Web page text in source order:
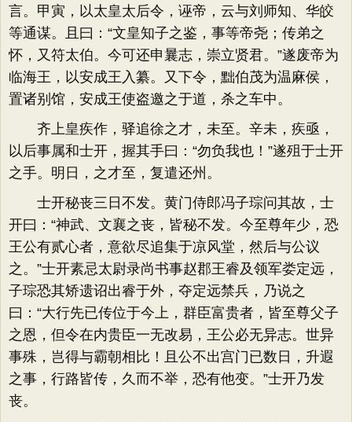
言。甲寅，以太皇太后令，诬帝，云与刘师知、华皎
等通谋。且曰：“文皇知子之鉴，事等帝尧；传弟之
怀，又符太伯。今可还申曩志，崇立贤君。”遂废帝为
临海王，以安成王入纂。又下令，黜伯茂为温麻侯，
置诸别馆，安成王使盗邀之于道，杀之车中。
齐上皇疾作，驿追徐之才，未至。辛未，疾亟，
以后事属和士开，握其手曰：“勿负我也！”遂殂于士开
之手。明日，之才至，复遣还州。
士开秘丧三日不发。黄门侍郎冯子琮问其故，士
开曰：“神武、文襄之丧，皆秘不发。今至尊年少，恐
王公有贰心者，意欲尽追集于凉风堂，然后与公议
之。”士开素忌太尉录尚书事赵郡王睿及领军娄定远，
子琮恐其矫遗诏出睿于外，夺定远禁兵，乃说之
曰：“大行先已传位于今上，群臣富贵者，皆至尊父子
之恩，但令在内贵臣一无改易，王公必无异志。世异
事殊，岂得与霸朝相比！且公不出宫门已数日，升遐
之事，行路皆传，久而不举，恐有他变。”士开乃发
丧。